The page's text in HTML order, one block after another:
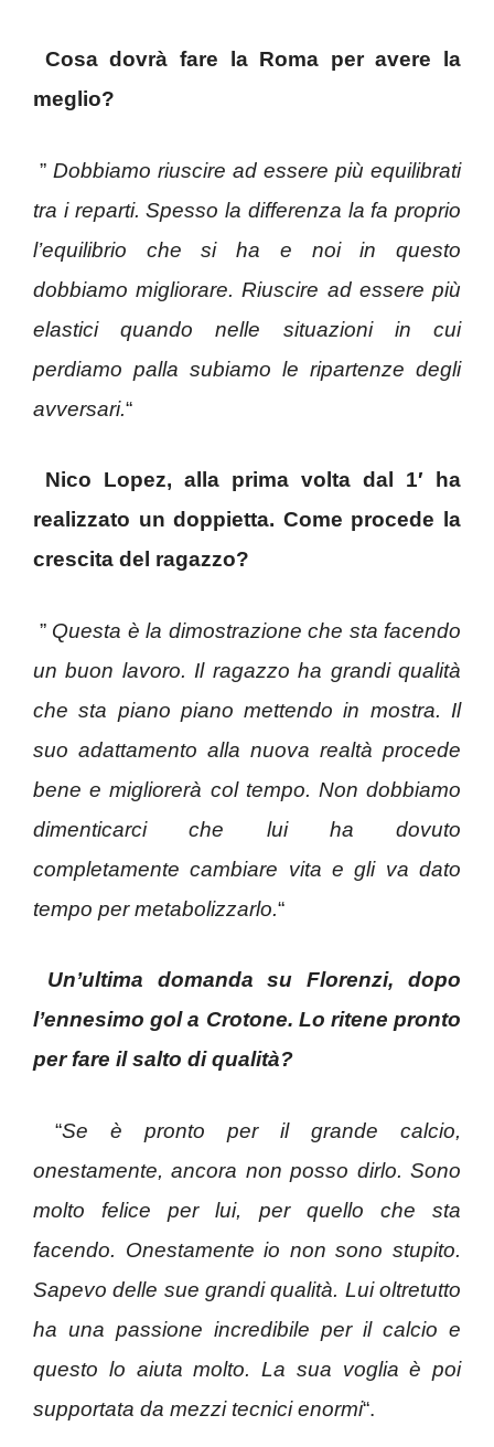
Cosa dovrà fare la Roma per avere la
meglio?
” Dobbiamo riuscire ad essere più equilibrati
tra i reparti. Spesso la differenza la fa proprio
l’equilibrio che si ha e noi in questo
dobbiamo migliorare. Riuscire ad essere più
elastici quando nelle situazioni in cui
perdiamo palla subiamo le ripartenze degli
avversari.“
Nico Lopez, alla prima volta dal 1′ ha
realizzato un doppietta. Come procede la
crescita del ragazzo?
” Questa è la dimostrazione che sta facendo
un buon lavoro. Il ragazzo ha grandi qualità
che sta piano piano mettendo in mostra. Il
suo adattamento alla nuova realtà procede
bene e migliorerà col tempo. Non dobbiamo
dimenticarci che lui ha dovuto
completamente cambiare vita e gli va dato
tempo per metabolizzarlo.“
Un’ultima domanda su Florenzi, dopo
l’ennesimo gol a Crotone. Lo ritene pronto
per fare il salto di qualità?
“Se è pronto per il grande calcio,
onestamente, ancora non posso dirlo. Sono
molto felice per lui, per quello che sta
facendo. Onestamente io non sono stupito.
Sapevo delle sue grandi qualità. Lui oltretutto
ha una passione incredibile per il calcio e
questo lo aiuta molto. La sua voglia è poi
supportata da mezzi tecnici enormi“.